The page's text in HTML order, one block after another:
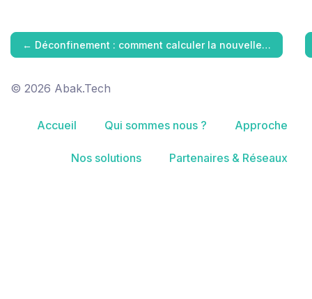
← Déconfinement : comment calculer la nouvelle…
© 2026 Abak.Tech
Accueil Qui sommes nous ? Approche
Nos solutions Partenaires & Réseaux